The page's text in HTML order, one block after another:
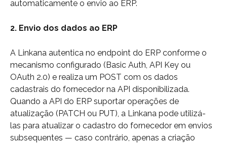
automaticamente o envio ao ERP.
2. Envio dos dados ao ERP
A Linkana autentica no endpoint do ERP conforme o
mecanismo configurado (Basic Auth, API Key ou
OAuth 2.0) e realiza um POST com os dados
cadastrais do fornecedor na API disponibilizada.
Quando a API do ERP suportar operações de
atualização (PATCH ou PUT), a Linkana pode utilizá-
las para atualizar o cadastro do fornecedor em envios
subsequentes — caso contrário, apenas a criação